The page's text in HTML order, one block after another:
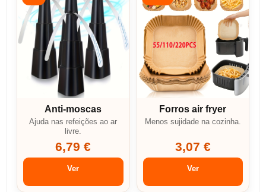
Anti-moscas
Ajuda nas refeições ao ar
livre.
6,79 €
Ver
Forros air fryer
Menos sujidade na cozinha.
3,07 €
Ver